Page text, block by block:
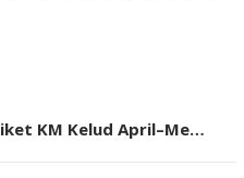
KM Kelud April–Me…